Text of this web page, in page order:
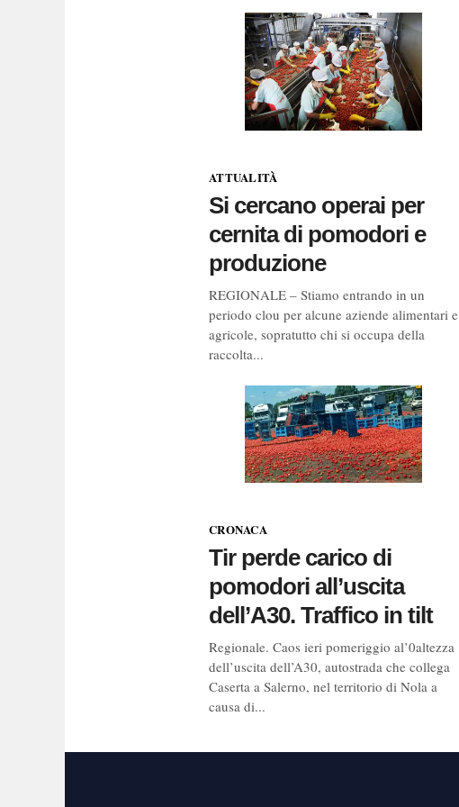
ATTUALITÀ
Si cercano operai per
cernita di pomodori e
produzione
REGIONALE – Stiamo entrando in un
periodo clou per alcune aziende alimentari e
agricole, sopratutto chi si occupa della
raccolta...
CRONACA
Tir perde carico di
pomodori all’uscita
dell’A30. Traffico in tilt
Regionale. Caos ieri pomeriggio al’0altezza
dell’uscita dell’A30, autostrada che collega
Caserta a Salerno, nel territorio di Nola a
causa di...